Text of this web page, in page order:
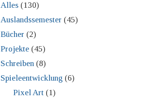
Alles (130)
Auslandssemester (45)
Bücher (2)
Projekte (45)
Schreiben (8)
Spieleentwicklung (6)
Pixel Art(1)